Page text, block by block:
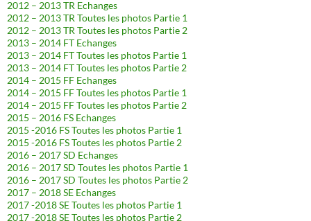
2012 – 2013 TR Echanges
2012 – 2013 TR Toutes les photos Partie 1
2012 – 2013 TR Toutes les photos Partie 2
2013 – 2014 FT Echanges
2013 – 2014 FT Toutes les photos Partie 1
2013 – 2014 FT Toutes les photos Partie 2
2014 – 2015 FF Echanges
2014 – 2015 FF Toutes les photos Partie 1
2014 – 2015 FF Toutes les photos Partie 2
2015 – 2016 FS Echanges
2015 -2016 FS Toutes les photos Partie 1
2015 -2016 FS Toutes les photos Partie 2
2016 – 2017 SD Echanges
2016 – 2017 SD Toutes les photos Partie 1
2016 – 2017 SD Toutes les photos Partie 2
2017 – 2018 SE Echanges
2017 -2018 SE Toutes les photos Partie 1
2017 -2018 SE Toutes les photos Partie 2